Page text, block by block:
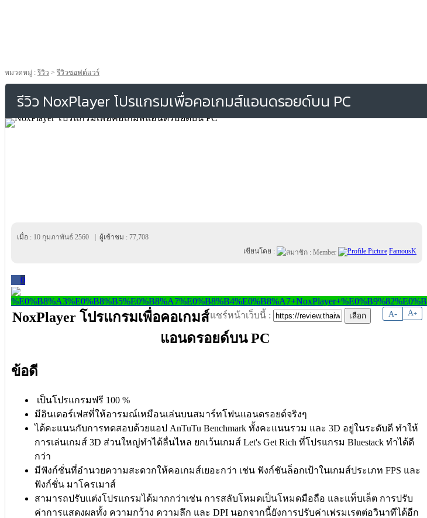
หมวดหมู่ :รีวิว >รีวิวซอฟต์แวร์
รีวิว NoxPlayer โปรแกรมเพื่อคอเกมส์แอนดรอยด์บน PC
เมื่อ : 10 กุมภาพันธ์ 2560 ผู้เข้าชม : 77,708
เขียนโดย :
FamousK
0
A- A+
แชร์หน้าเว็บนี้ :
NoxPlayer โปรแกรมเพื่อคอเกมส์
แอนดรอยด์บน PC
ข้อดี
เป็นโปรแกรมฟรี 100 %
มีอินเตอร์เฟสที่ให้อารมณ์เหมือนเล่นบนสมาร์ทโฟนแอนดรอยด์จริงๆ
ได้คะแนนกับการทดสอบด้วยแอป AnTuTu Benchmark ทั้งคะแนนรวม และ 3D อยู่ในระดับดี ทำให้
การเล่นเกมส์ 3D ส่วนใหญ่ทำได้ลื่นไหล ยกเว้นเกมส์ Let's Get Rich ที่โปรแกรม Bluestack ทำได้ดี
กว่า
มีฟังก์ชั่นที่อำนวยความสะดวกให้คอเกมส์เยอะกว่า เช่น ฟังก์ชันล็อกเป้าในเกมส์ประเภท FPS และ
ฟังก์ชั่น มาโครเมาส์
สามารถปรับแต่งโปรแกรมได้มากกว่าเช่น การสลับโหมดเป็นโหมดมือถือ และแท็บเล็ต การปรับ
ค่าการแสดงผลทั้ง ความกว้าง ความลึก และ DPI นอกจากนี้ยังการปรับค่าเฟรมเรตต่อวินาทีได้อีก